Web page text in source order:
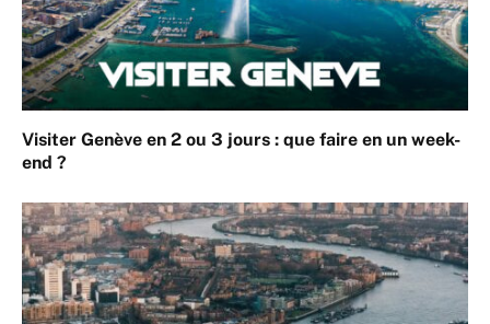
Visiter Genève en 2 ou 3 jours : que faire en un week-
end ?